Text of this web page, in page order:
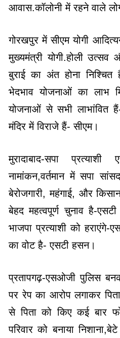
आवास.कॉलोनी में रहने वाले
गोरखपुर में सीएम योगी
मुख्यमंत्री योगी.होली
बुराई का अंत होना
भेदभाव योजनाओं का लाभ
योजनाओं से सभी लाभांवित
मंदिर में विराजे हैं- सीएम।
मुरादाबाद-सपा
नामांकन,वर्तमान में सपा
बेरोजगारी, महंगाई, और
बेहद महत्वपूर्ण चुनाव है-
भाजपा प्रत्याशी को हराएंगे-
का वोट है- एसटी हसन।
प्रतापगढ़-एसओजी पुलिस
पर रेप का आरोप लगाकर
से पिता को किए कई बार
परिवार को बनाया